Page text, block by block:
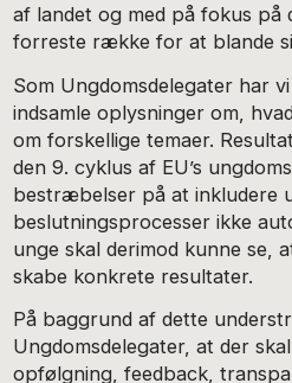
af landet og med på fokus på
forreste række for at blande
Som Ungdomsdelegater har
indsamle oplysninger om,
om forskellige temaer.
den 9. cyklus af EU’s
bestræbelser på at inkludere
beslutningsprocesser ikke
unge skal derimod kunne se,
skabe konkrete resultater.
På baggrund af dette
Ungdomsdelegater, at der
opfølgning, feedback,